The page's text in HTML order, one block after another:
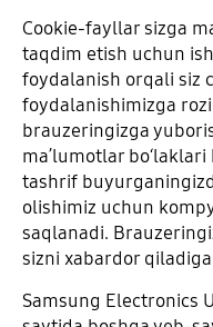
Cookie-fayllar sizga
taqdim etish uchun
foydalanish orqali siz
foydalanishimizga
brauzeringizga
maʼlumotlar
tashrif
olishimiz uchun
saqlanadi.
sizni xabardor
Samsung Electronics